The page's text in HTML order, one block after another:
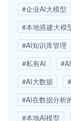
#企业AI大模型
#本地搭建大模
#AI知识库管理
#私有AI
#AI大数据
#AI在数据分析
#本地AI模型